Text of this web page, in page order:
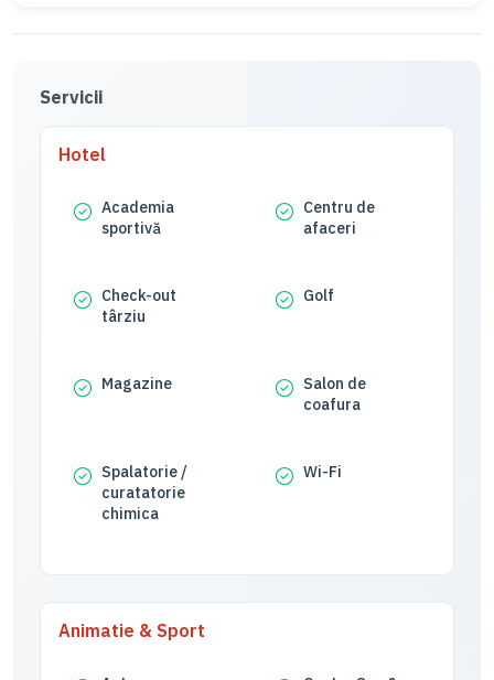
Servicii
Hotel
Academia
sportivă
Centru de
afaceri
Check-out
târziu
Golf
Magazine
Salon de
coafura
Spalatorie /
curatatorie
chimica
Wi-Fi
Animatie & Sport